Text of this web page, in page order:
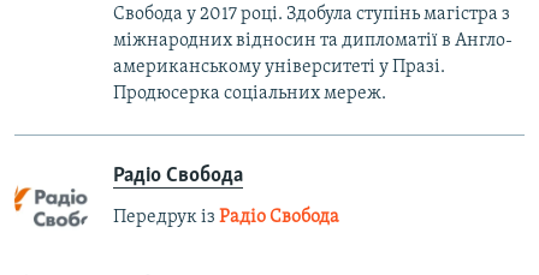
Свобода у 2017 році. Здобула ступінь магістра з
міжнародних відносин та дипломатії в Англо-
американському університеті у Празі.
Продюсерка соціальних мереж.
Радіо Свобода
Передрук із Радіо Свобода